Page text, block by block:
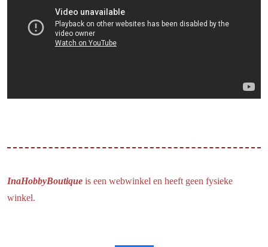
InaHobbyBoutique is een webwinkel en heeft geen fysieke
winkel.